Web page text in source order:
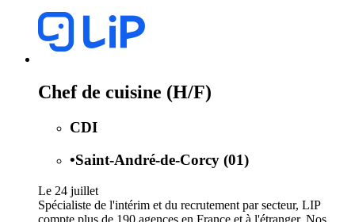
Chef de cuisine (H/F)
CDI
•Saint-André-de-Corcy (01)
Le 24 juillet
Spécialiste de l'intérim et du recrutement par secteur, LIP
compte plus de 190 agences en France et à l'étranger. Nos